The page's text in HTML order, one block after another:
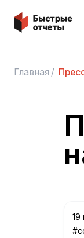
Быстрые отчеты
Главная /
19